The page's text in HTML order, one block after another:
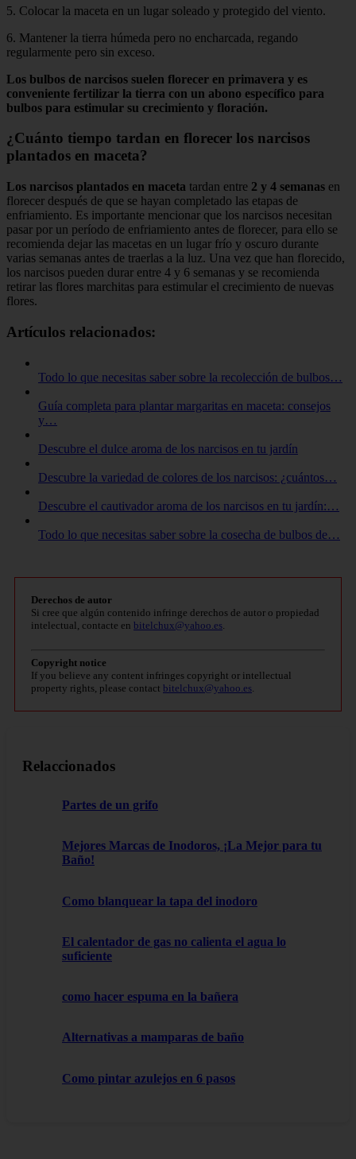
5. Colocar la maceta en un lugar soleado y protegido del viento.
6. Mantener la tierra húmeda pero no encharcada, regando
regularmente pero sin exceso.
Los bulbos de narcisos suelen florecer en primavera y es
conveniente fertilizar la tierra con un abono específico para
bulbos para estimular su crecimiento y floración.
¿Cuánto tiempo tardan en florecer los narcisos
plantados en maceta?
Los narcisos plantados en maceta tardan entre 2 y 4 semanas en
florecer después de que se hayan completado las etapas de
enfriamiento. Es importante mencionar que los narcisos necesitan
pasar por un período de enfriamiento antes de florecer, para ello se
recomienda dejar las macetas en un lugar frío y oscuro durante
varias semanas antes de traerlas a la luz. Una vez que han florecido,
los narcisos pueden durar entre 4 y 6 semanas y se recomienda
retirar las flores marchitas para estimular el crecimiento de nuevas
flores.
Artículos relacionados:
Todo lo que necesitas saber sobre la recolección de bulbos…
Guía completa para plantar margaritas en maceta: consejos
y…
Descubre el dulce aroma de los narcisos en tu jardín
Descubre la variedad de colores de los narcisos: ¿cuántos…
Descubre el cautivador aroma de los narcisos en tu jardín:…
Todo lo que necesitas saber sobre la cosecha de bulbos de…
Derechos de autor
Si cree que algún contenido infringe derechos de autor o propiedad
intelectual, contacte en bitelchux@yahoo.es
Copyright notice
If you believe any content infringes copyright or intellectual
property rights, please contact bitelchux@yahoo.es
Relaccionados
Partes de un grifo
Mejores Marcas de Inodoros, ¡La Mejor para tu
Baño!
Como blanquear la tapa del inodoro
El calentador de gas no calienta el agua lo
suficiente
como hacer espuma en la bañera
Alternativas a mamparas de baño
Como pintar azulejos en 6 pasos